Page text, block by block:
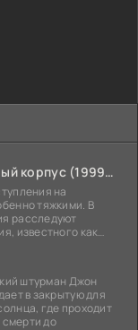
Закон и порядок. Специальный корпус (1999-2026)
на
тяжкими. В
расследуют
известного как
штурман Джон
в закрытую для
где проходит
смерти до